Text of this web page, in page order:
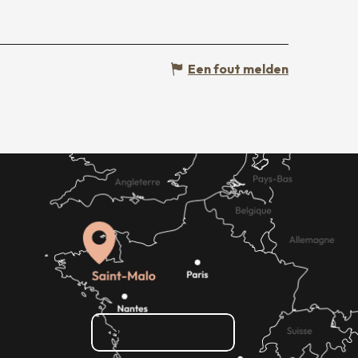
Een fout melden
Hoe kom ik daar?